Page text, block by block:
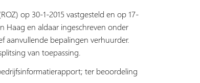
op 30-1-2015 vastgesteld en op 17-
Haag en aldaar ingeschreven onder
aanvullende bepalingen verhuurder.
van toepassing.
ter beoordeling